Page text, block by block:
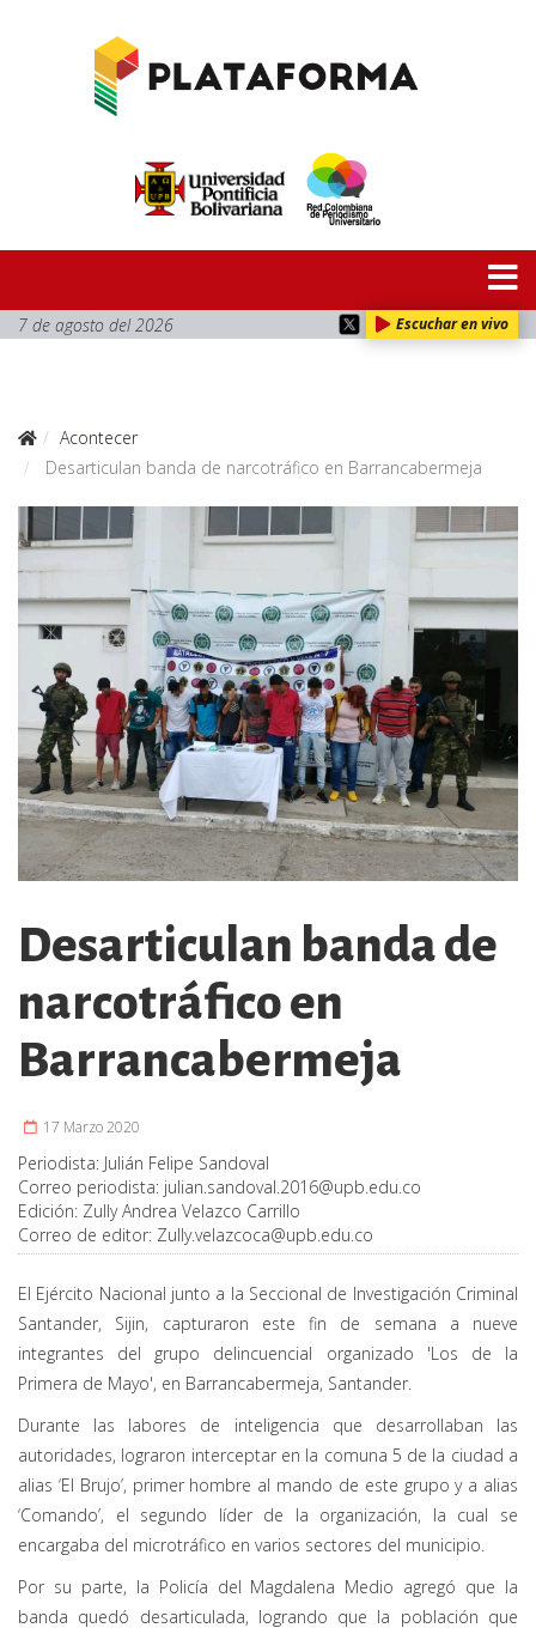
7 de agosto del 2026 Escuchar en vivo
Acontecer
Desarticulan banda de narcotráfico en Barrancabermeja
Desarticulan banda de
narcotráfico en
Barrancabermeja
17 Marzo 2020
Periodista: Julián Felipe Sandoval
Correo periodista: julian.sandoval.2016@upb.edu.co
Edición: Zully Andrea Velazco Carrillo
Correo de editor: Zully.velazcoca@upb.edu.co
El Ejército Nacional junto a la Seccional de Investigación Criminal
Santander, Sijin, capturaron este fin de semana a nueve
integrantes del grupo delincuencial organizado 'Los de la
Primera de Mayo', en Barrancabermeja, Santander.
Durante las labores de inteligencia que desarrollaban las
autoridades, lograron interceptar en la comuna 5 de la ciudad a
alias ‘El Brujo’, primer hombre al mando de este grupo y a alias
‘Comando’, el segundo líder de la organización, la cual se
encargaba del microtráfico en varios sectores del municipio.
Por su parte, la Policía del Magdalena Medio agregó que la
banda quedó desarticulada, logrando que la población que